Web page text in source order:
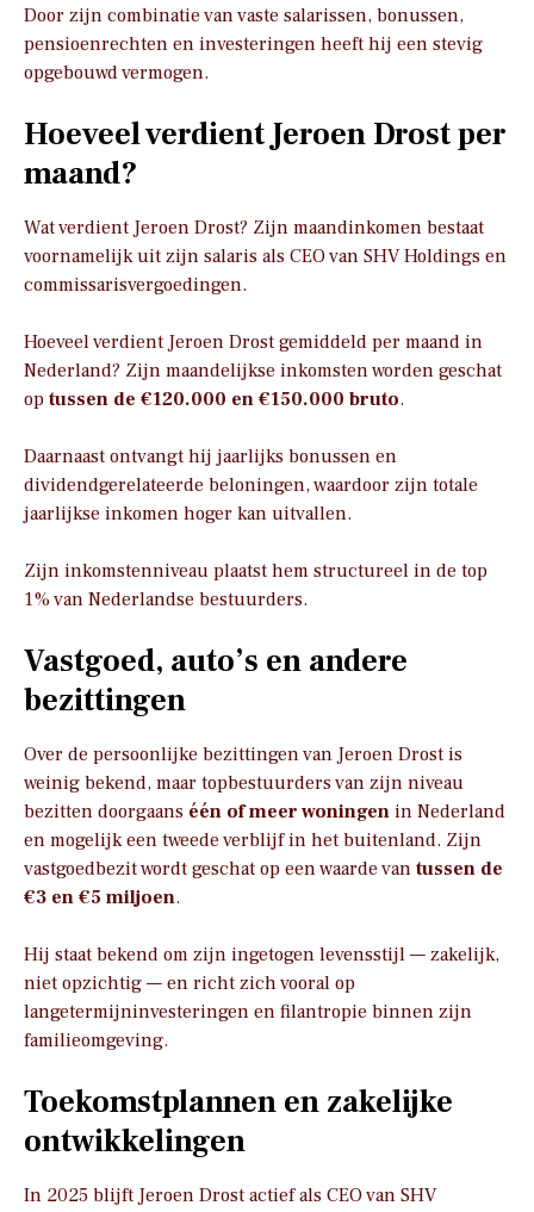
Door zijn combinatie van vaste salarissen, bonussen,
pensioenrechten en investeringen heeft hij een stevig
opgebouwd vermogen.
Hoeveel verdient Jeroen Drost per
maand?
Wat verdient Jeroen Drost? Zijn maandinkomen bestaat
voornamelijk uit zijn salaris als CEO van SHV Holdings en
commissarisvergoedingen.
Hoeveel verdient Jeroen Drost gemiddeld per maand in
Nederland? Zijn maandelijkse inkomsten worden geschat
op tussen de €120.000 en €150.000 bruto.
Daarnaast ontvangt hij jaarlijks bonussen en
dividendgerelateerde beloningen, waardoor zijn totale
jaarlijkse inkomen hoger kan uitvallen.
Zijn inkomstenniveau plaatst hem structureel in de top
1% van Nederlandse bestuurders.
Vastgoed, auto’s en andere
bezittingen
Over de persoonlijke bezittingen van Jeroen Drost is
weinig bekend, maar topbestuurders van zijn niveau
bezitten doorgaans één of meer woningen in Nederland
en mogelijk een tweede verblijf in het buitenland. Zijn
vastgoedbezit wordt geschat op een waarde van tussen de
€3 en €5 miljoen.
Hij staat bekend om zijn ingetogen levensstijl — zakelijk,
niet opzichtig — en richt zich vooral op
langetermijninvesteringen en filantropie binnen zijn
familieomgeving.
Toekomstplannen en zakelijke
ontwikkelingen
In 2025 blijft Jeroen Drost actief als CEO van SHV